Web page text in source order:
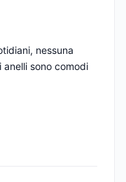
nessuna
sono comodi